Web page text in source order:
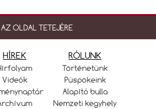
AZ OLDAL TETEJÉRE
HÍREK
Videók
RÓLUNK
Történetünk
Püspökeink
Alapító bulla
Nemzeti kegyhely